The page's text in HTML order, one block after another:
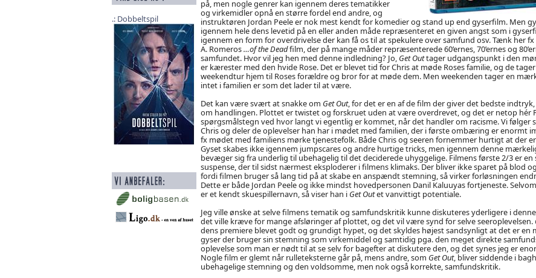
Dobbeltspil
på, men nogle genrer kan igennem deres tematikker
og virkemidler opnå en større fordel end andre, og
instruktøren Jordan Peele er nok mest kendt for komedier og stand up end gyserfilm. Men
igennem hele dens levetid på en eller anden måde repræsenteret en given angst som i
igennem en form for overdrivelse der kan få os til at spekulere over samfund osv. Tænk her
A. Romeros…of the Deadfilm, der på mange måder repræsenterede 60’ernes, 70’ernes og
samfundet. Hvor vil jeg hen med denne indledning? Jo, Get Outtager udgangspunkt i den
er kærester med den hvide Rose. Det er blevet tid for Chris at møde Roses familie, og de
weekendtur hjem til Roses forældre og bror for at møde dem. Men weekenden tager en
intet i familien er som det lader til at være.
Det kan være svært at snakke om Get Out, for det er en af de film der giver det bedste
om handlingen. Plottet er twistet og forskruet uden at være overdrevet, og det er netop hér
spørgsmålstegn ved hvor langt vi egentlig er kommet, når det handler om racisme. Vi følger
Chris og deler de oplevelser han har i mødet med familien, der i første ombæring er enormt
fx mødet med familiens mørke tjenestefolk. Både Chris og seeren fornemmer hurtigt at der
Gyset skabes ikke igennem jumpscares og andre hurtige tricks, men igennem denne
bevæger sig fra underlig til ubehagelig til det deciderede uhyggelige. Filmens første 2/3 er
suspense, der til sidst nærmest eksploderer i filmens klimaks. Der bliver ikke sparet på blod
fordi filmen bruger så lang tid på at skabe en anspændt stemning, så virker forløsningen
Dette er både Jordan Peele og ikke mindst hovedpersonen Danil Kaluuyas fortjeneste.
er et kendt skuespillernavn, så viser han i Get Outet vanvittigt potentiale.
Jeg ville ønske at selve filmens tematik og samfundskritik kunne diskuteres yderligere i
det ville kræve for mange afsløringer af plottet, og det vil være synd for selve seeroplevelsen.
dens premiere blevet godt og grundigt hypet, og det skyldes højest sandsynligt at det er en
gyser der bruger sin stemning som virkemiddel og samtidig pga. den meget direkte
oplevelse som man er nødt til at se selv for bagefter at diskutere den, og det synes jeg er
Nogle film er glemt når rulleteksterne går på, mens andre, som Get Out, bliver siddende i
ubehagelige stemning og den voldsomme, men nok også korrekte, samfundskritik.